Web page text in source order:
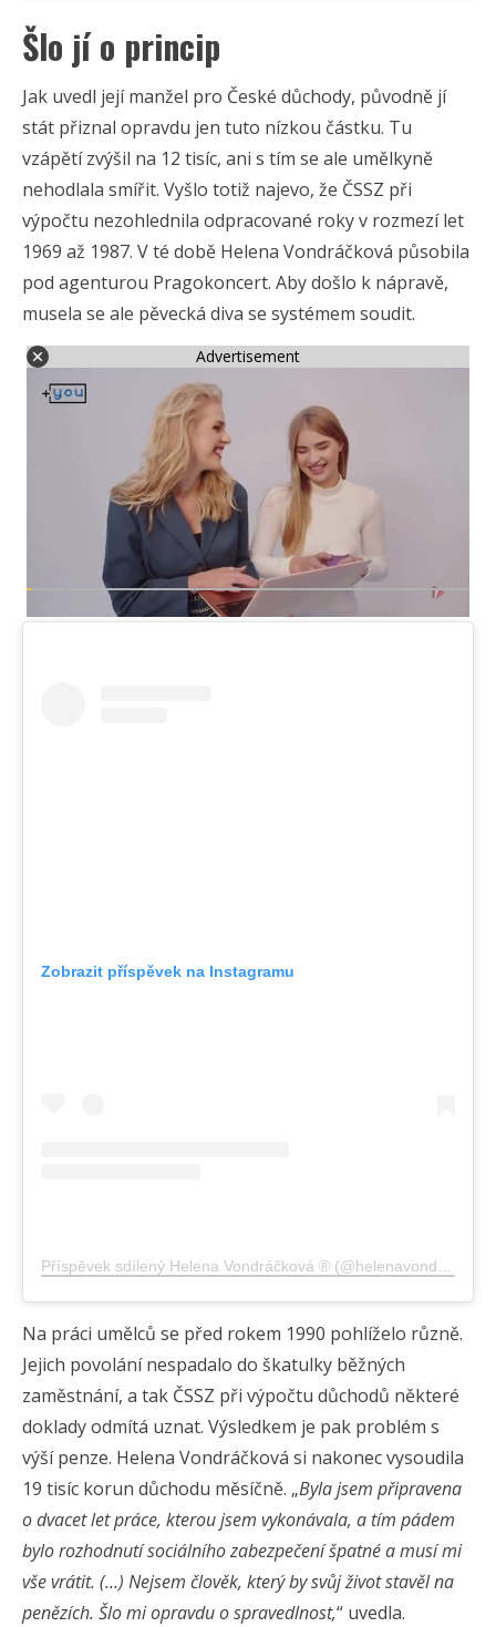
Šlo jí o princip
Jak uvedl její manžel pro České důchody, původně jí
stát přiznal opravdu jen tuto nízkou částku. Tu
vzápětí zvýšil na 12 tisíc, ani s tím se ale umělkyně
nehodlala smířit. Vyšlo totiž najevo, že ČSSZ při
výpočtu nezohlednila odpracované roky v rozmezí let
1969 až 1987. V té době Helena Vondráčková působila
pod agenturou Pragokoncert. Aby došlo k nápravě,
musela se ale pěvecká diva se systémem soudit.
Advertisement
Zobrazit příspěvek na Instagramu
Příspěvek sdílený Helena Vondráčková ® (@helenavondrackovacz)
Na práci umělců se před rokem 1990 pohlíželo různě.
Jejich povolání nespadalo do škatulky běžných
zaměstnání, a tak ČSSZ při výpočtu důchodů některé
doklady odmítá uznat. Výsledkem je pak problém s
výší penze. Helena Vondráčková si nakonec vysoudila
19 tisíc korun důchodu měsíčně. „Byla jsem připravena
o dvacet let práce, kterou jsem vykonávala, a tím pádem
bylo rozhodnutí sociálního zabezpečení špatné a musí mi
vše vrátit. (…) Nejsem člověk, který by svůj život stavěl na
penězích. Šlo mi opravdu o spravedlnost,“ uvedla.